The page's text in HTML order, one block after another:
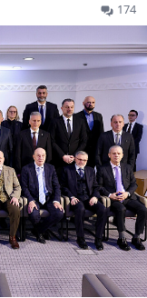
174